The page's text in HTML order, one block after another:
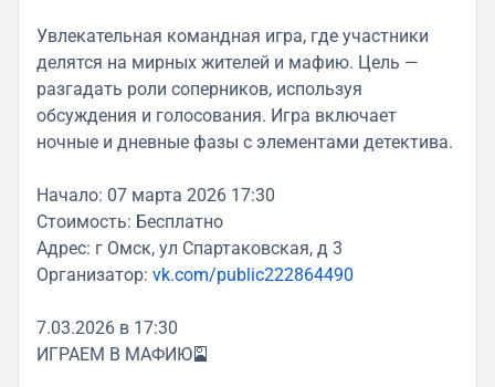
Увлекательная командная игра, где участники
делятся на мирных жителей и мафию. Цель —
разгадать роли соперников, используя
обсуждения и голосования. Игра включает
ночные и дневные фазы с элементами детектива.
Начало: 07 марта 2026 17:30
Стоимость: Бесплатно
Адрес: г Омск, ул Спартаковская, д 3
Организатор: vk.com/public222864490
7.03.2026 в 17:30
ИГРАЕМ В МАФИЮ🎴